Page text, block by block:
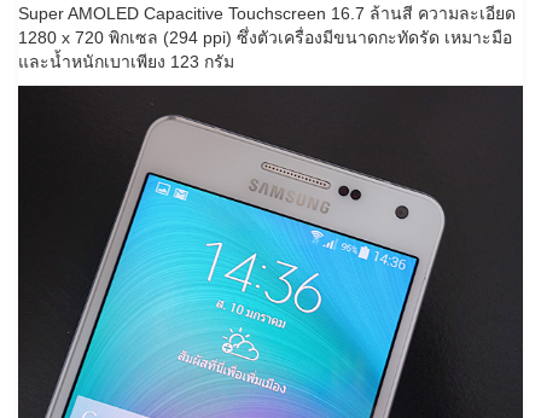
Super AMOLED Capacitive Touchscreen 16.7 ล้านสี ความละเอียด
1280 x 720 พิกเซล (294 ppi) ซึ่งตัวเครื่องมีขนาดกะทัดรัด เหมาะมือ
และน้ำหนักเบาเพียง 123 กรัม